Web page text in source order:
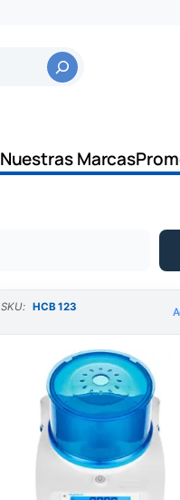
Nuestras Marcas
SKU: HCB 123